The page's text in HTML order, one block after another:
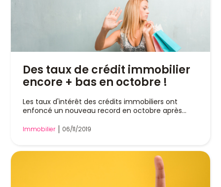
Des taux de crédit immobilier
encore + bas en octobre !
Les taux d'intérêt des crédits immobiliers ont
enfoncé un nouveau record en octobre après...
Immobilier 06/11/2019